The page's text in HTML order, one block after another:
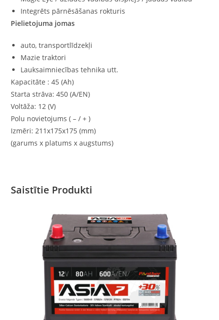
Integrēts pārnēsāšanas rokturis
Pielietojuma jomas
auto, transportlīdzekļi
Mazie traktori
Lauksaimniecības tehnika utt.
Kapacitāte : 45 (Ah)
Starta strāva: 450 (A/EN)
Voltāža: 12 (V)
Polu novietojums ( – / + )
Izmēri: 211x175x175 (mm)
(garums x platums x augstums)
Saistītie Produkti